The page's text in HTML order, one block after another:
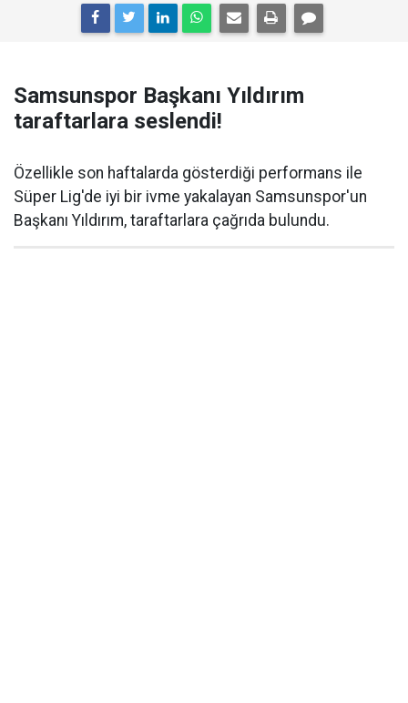
Samsunspor Başkanı Yıldırım
taraftarlara seslendi!
Özellikle son haftalarda gösterdiği performans ile
Süper Lig'de iyi bir ivme yakalayan Samsunspor'un
Başkanı Yıldırım, taraftarlara çağrıda bulundu.